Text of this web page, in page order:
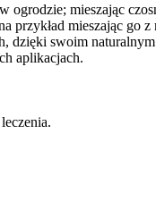
ogrodzie; mieszając
przykład mieszając go
dzięki swoim
aplikacjach.